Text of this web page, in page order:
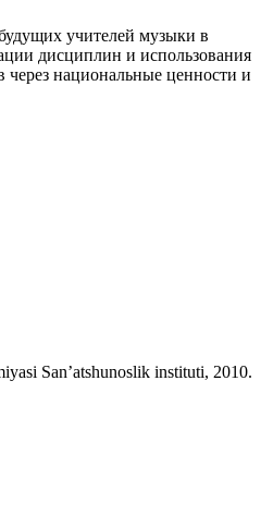
учителей музыки в
дисциплин и использования
национальные ценности и
San’atshunoslik instituti, 2010.